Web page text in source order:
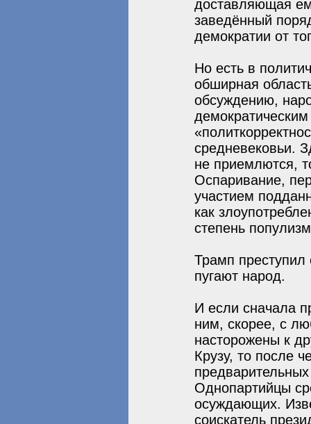
доставляющая
заведённый
демократии от
Но есть в
обширная
обсуждению,
средневековьи.
не приемлются,
Оспаривание,
участием
как
степень
Трамп преступил
пугают народ.
И если сначала
ним, скорее, с
насторожены к
Крузу, то после
Однопартийцы
осуждающих.
соискатель